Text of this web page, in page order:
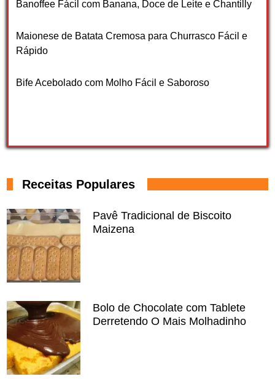
Banoffee Fácil com Banana, Doce de Leite e Chantilly
Maionese de Batata Cremosa para Churrasco Fácil e
Rápido
Bife Acebolado com Molho Fácil e Saboroso
Receitas Populares
Pavê Tradicional de Biscoito
Maizena
Bolo de Chocolate com Tablete
Derretendo O Mais Molhadinho